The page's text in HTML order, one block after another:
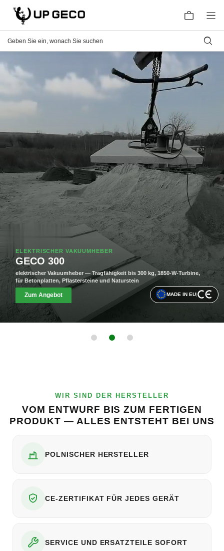
ELEKTRISCHER VAKUUMHEBER
GECO 300
elektrischer Vakuumheber — Tragfähigkeit bis 300 kg, 1850-W-Turbine,
für Betonplatten, Pflastersteine und Naturstein
Zum Angebot MADE IN EU|
WIR SIND DER HERSTELLER
VOM ENTWURF BIS ZUM FERTIGEN
PRODUKT — ALLES ENTSTEHT BEI UNS
POLNISCHER HERSTELLER
CE-ZERTIFIKAT FÜR JEDES GERÄT
SERVICE UND ERSATZTEILE SOFORT